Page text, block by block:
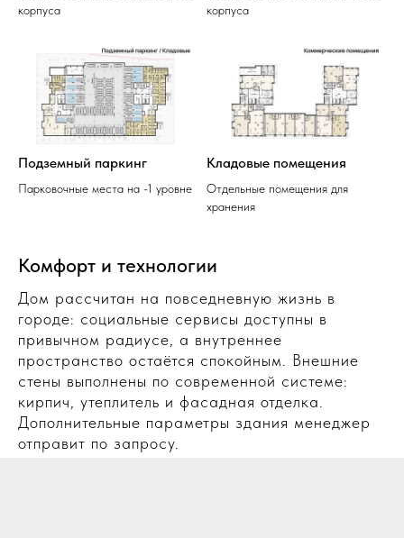
корпуса
корпуса
Подземный паркинг
Парковочные места на -1 уровне
Кладовые помещения
Отдельные помещения для
хранения
Комфорт и технологии
Дом рассчитан на повседневную жизнь в
городе: социальные сервисы доступны в
привычном радиусе, а внутреннее
пространство остаётся спокойным. Внешние
стены выполнены по современной системе:
кирпич, утеплитель и фасадная отделка.
Дополнительные параметры здания менеджер
отправит по запросу.